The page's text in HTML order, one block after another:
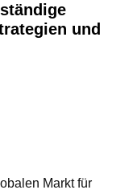
und
Markt für